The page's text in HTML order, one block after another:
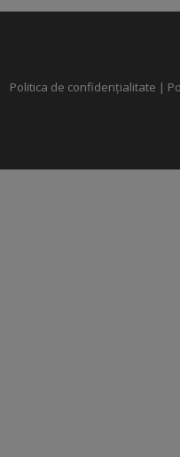
Politica de confidențialitate |